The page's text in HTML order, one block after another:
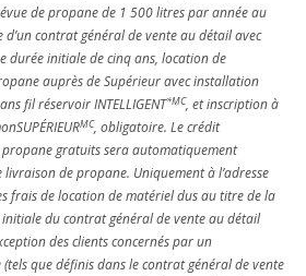
de propane de 1 500 litres par année au
contrat général de vente au détail avec
durée initiale de cinq ans, location de
auprès de Supérieur avec installation
fil réservoir INTELLIGENT*MC, et inscription à
MC, obligatoire. Le crédit
gratuits sera automatiquement
de propane. Uniquement à l’adresse
frais de location de matériel dus au titre de la
du contrat général de vente au détail
des clients concernés par un
que définis dans le contrat général de vente